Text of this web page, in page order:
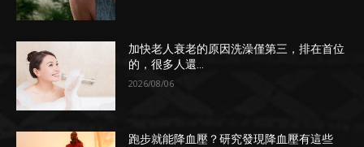
加快老人衰老的原因洗澡僅第三，排在首位
的，很多人還...
2026/08/06
跑步就能降血壓？研究發現降血壓有這些